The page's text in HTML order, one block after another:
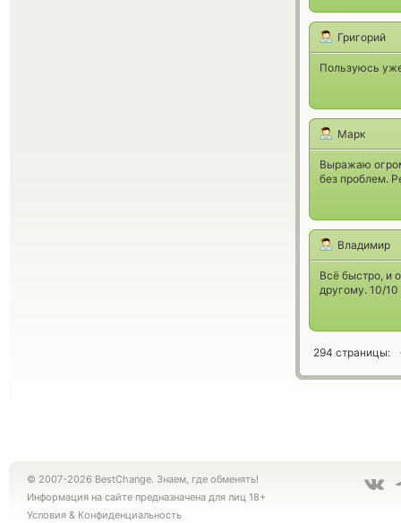
Григорий
Пользуюсь
Марк
Выражаю
без проблем.
Владимир
Всё быстро, и
другому. 10/10
294 страницы:
© 2007-2026 BestChange. Знаем, где обменять!
Информация на сайте предназначена для лиц 18+
Условия & Конфиденциальность